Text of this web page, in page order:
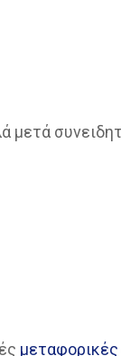
μετά
μεταφορικές